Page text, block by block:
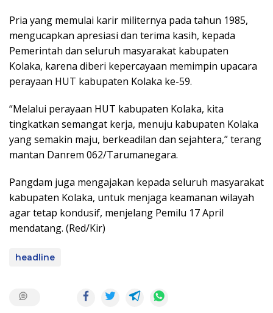
Pria yang memulai karir militernya pada tahun 1985,
mengucapkan apresiasi dan terima kasih, kepada
Pemerintah dan seluruh masyarakat kabupaten
Kolaka, karena diberi kepercayaan memimpin upacara
perayaan HUT kabupaten Kolaka ke-59.
“Melalui perayaan HUT kabupaten Kolaka, kita
tingkatkan semangat kerja, menuju kabupaten Kolaka
yang semakin maju, berkeadilan dan sejahtera,” terang
mantan Danrem 062/Tarumanegara.
Pangdam juga mengajakan kepada seluruh masyarakat
kabupaten Kolaka, untuk menjaga keamanan wilayah
agar tetap kondusif, menjelang Pemilu 17 April
mendatang. (Red/Kir)
headline